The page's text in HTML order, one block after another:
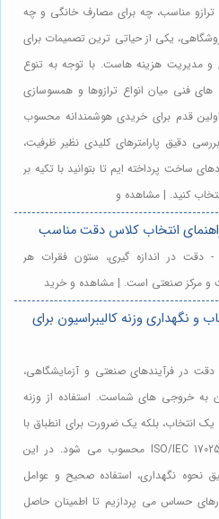
ترازو مناسب، چه برای مصارف خانگی و چه
یکی از حیاتی ترین تصمیمات برای
و مدیریت هزینه هاست. با توجه به تنوع
های فنی میان انواع ترازوها و همسوسازی
اولین قدم برای خریدی هوشمندانه محسوب
دقیق پارامترهای کلیدی نظیر ظرفیت،
ساخت پرداخته ایم تا بتوانید با تکیه بر
کنید. | مشاهده و
راهنمای انتخاب کلاس دقت مناسب
- دقت در اندازه گیری، ستون فقرات هر
و مرکز صنعتی است. | مشاهده و خرید
و نگهداری وزنه کالیبراسیون برای
- دقت در فرآیندهای صنعتی و آزمایشگاهی،
به خروجی های شماست. استفاده از وزنه
یک انتخاب، بلکه یک ضرورت برای انطباق با
استانداردهای کیفیت نظیر ISO/IEC 17025 محسوب می شود. در این
نحوه نگهداری، استفاده صحیح و عوامل
حساس می پردازیم تا اطمینان حاصل